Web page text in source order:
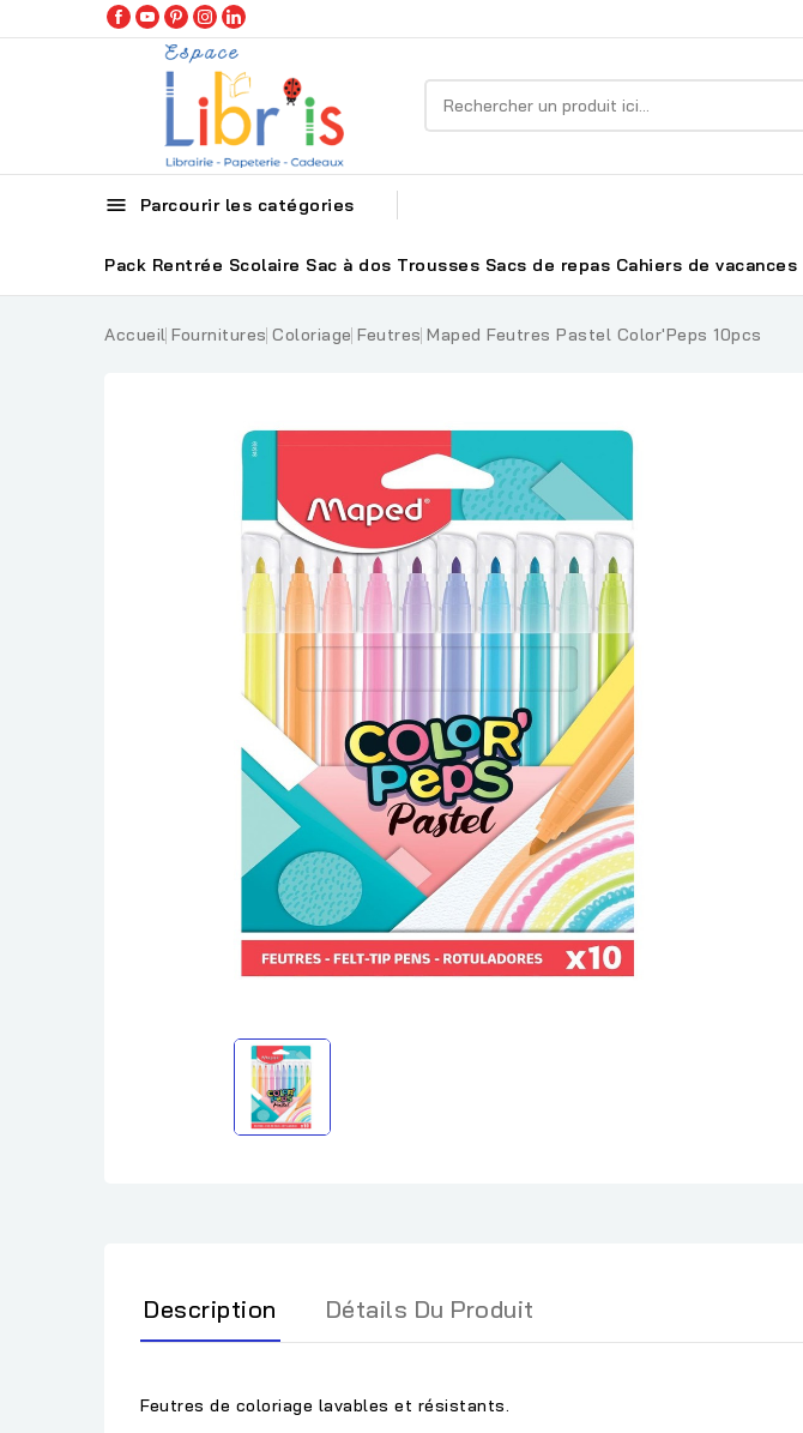
 Parcourir les catégories
Pack Rentrée Scolaire Sac à dos Trousses Sacs de repas Cahiers de vacances
Accueil Fournitures Coloriage Feutres Maped Feutres Pastel Color'Peps 10pcs
Description Détails Du Produit
Feutres de coloriage lavables et résistants.